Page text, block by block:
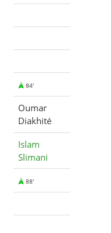
84'
Oumar
Diakhité
Islam
Slimani
88'